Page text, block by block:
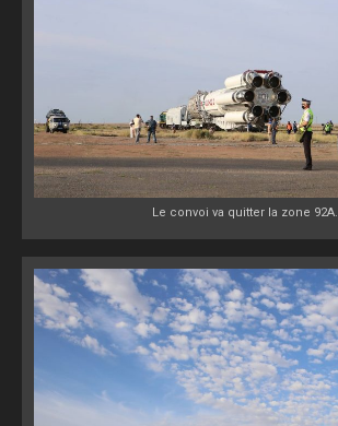
Le convoi va quitter la zone 92A.